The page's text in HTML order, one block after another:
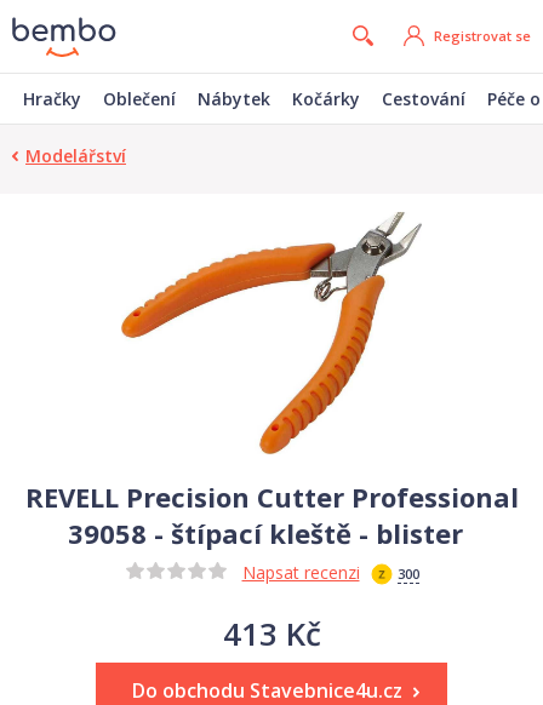
Registrovat se
Hračky Oblečení Nábytek Kočárky Cestování Péče
Modelářství
REVELL Precision Cutter Professional
39058 - štípací kleště - blister
Napsat recenzi 300
413 Kč
Do obchodu Stavebnice4u.cz